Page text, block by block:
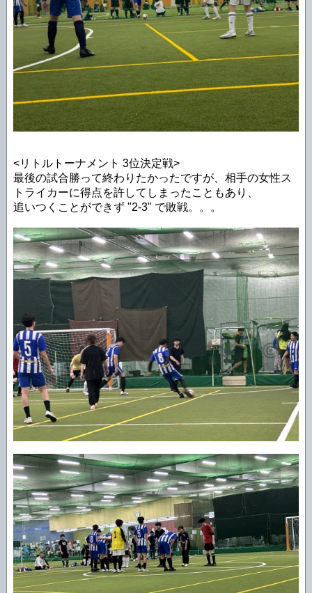
<リトルトーナメント 3位決定戦>
最後の試合勝って終わりたかったですが、相手の女性ス
トライカーに得点を許してしまったこともあり、
追いつくことができず "2-3" で敗戦。。。